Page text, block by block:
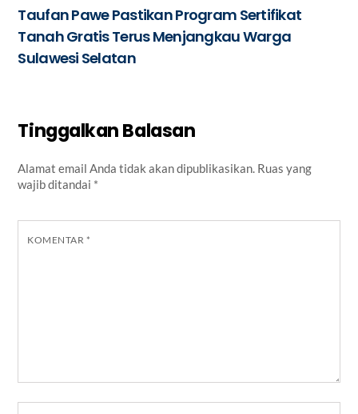
Taufan Pawe Pastikan Program Sertifikat
Tanah Gratis Terus Menjangkau Warga
Sulawesi Selatan
Tinggalkan Balasan
Alamat email Anda tidak akan dipublikasikan. Ruas yang
wajib ditandai *
KOMENTAR *